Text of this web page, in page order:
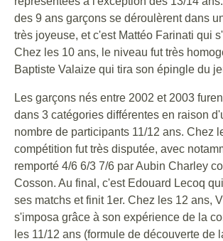
des 9 ans garçons se déroulèrent dans
très joyeuse, et c'est Mattéo Farinati qui
Chez les 10 ans, le niveau fut très
Baptiste Valaize qui tira son épingle du
Les garçons nés entre 2002 et 2003
dans 3 catégories différentes en raison
nombre de participants 11/12 ans. Chez
compétition fut très disputée, avec
remporté 4/6 6/3 7/6 par Aubin Charley
Cosson. Au final, c'est Edouard Lecoq
ses matchs et finit 1er. Chez les 12 ans,
s'imposa grâce à son expérience de la
les 11/12 ans (formule de découverte de